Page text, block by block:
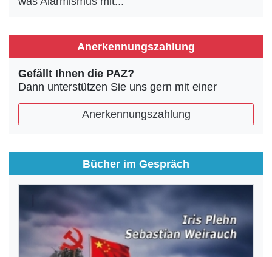
Anerkennungszahlung
Gefällt Ihnen die PAZ?
Dann unterstützen Sie uns gern mit einer
Anerkennungszahlung
Bücher im Gespräch